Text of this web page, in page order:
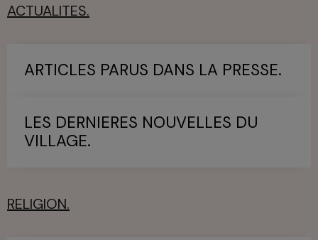
ACTUALITES.
ARTICLES PARUS DANS LA PRESSE.
LES DERNIERES NOUVELLES DU
VILLAGE.
RELIGION.